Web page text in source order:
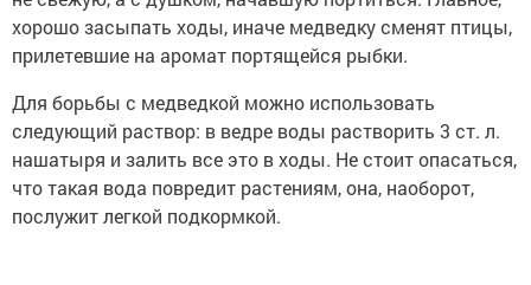
хорошо засыпать ходы, иначе медведку сменят птицы,
прилетевшие на аромат портящейся рыбки.
Для борьбы с медведкой можно использовать
следующий раствор: в ведре воды растворить 3 ст. л.
нашатыря и залить все это в ходы. Не стоит опасаться,
что такая вода повредит растениям, она, наоборот,
послужит легкой подкормкой.